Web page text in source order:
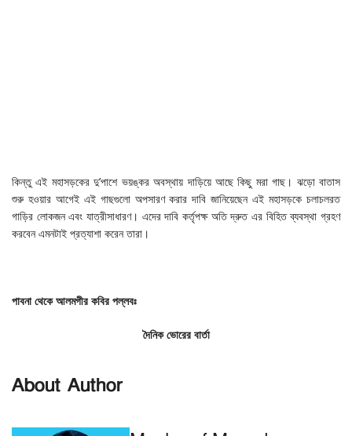
কিন্তু এই মহাসড়কের দু’পাশে ভয়ঙ্কর অবস্থায় দাড়িয়ে আছে কিছু মরা গাছ। ঝড়ো বাতাস
শুরু হওয়ার আগেই এই গাছগুলো অপসারণ করার দাবি জানিয়েছেন এই মহাসড়কে চলাচলরত
গাড়ির লোকজন এবং যাত্রীসাধারণ। এদের দাবি কর্তৃপক্ষ অতি দ্রুত এর বিহিত ব্যবস্থা গ্রহণ
করবেন এমনটাই প্রত্যাশা করেন তারা।
পাবনাথেকেআলমগীর কবির পল্লবঃ
দৈনিক ভোরের বার্তা
About Author